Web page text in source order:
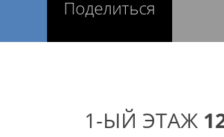
Поделиться
1-ЫЙ ЭТАЖ